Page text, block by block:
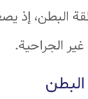
البطن، إذ
الجراحية.